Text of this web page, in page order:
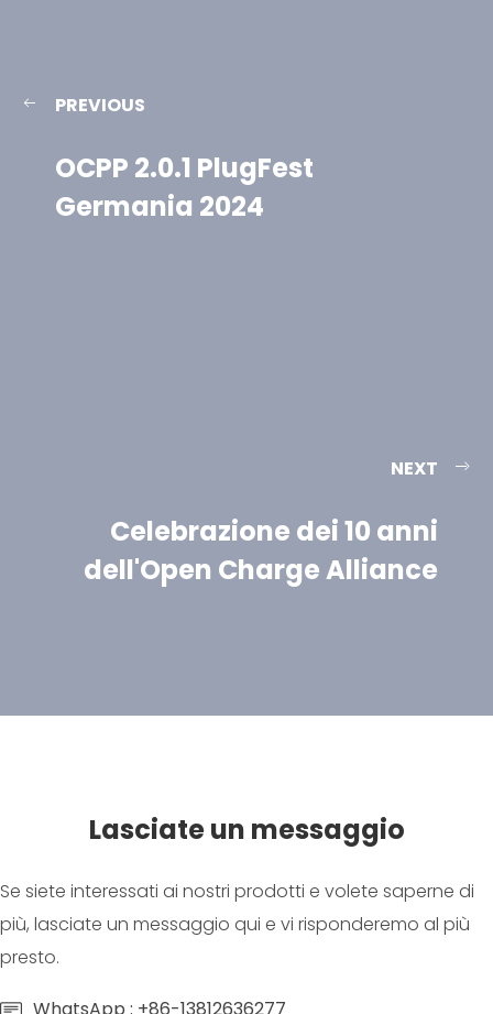
PREVIOUS
OCPP 2.0.1 PlugFest
Germania 2024
NEXT
Celebrazione dei 10 anni
dell'Open Charge Alliance
Lasciate un messaggio
Se siete interessati ai nostri prodotti e volete saperne di
più, lasciate un messaggio qui e vi risponderemo al più
presto.
WhatsApp : +86-13812636277